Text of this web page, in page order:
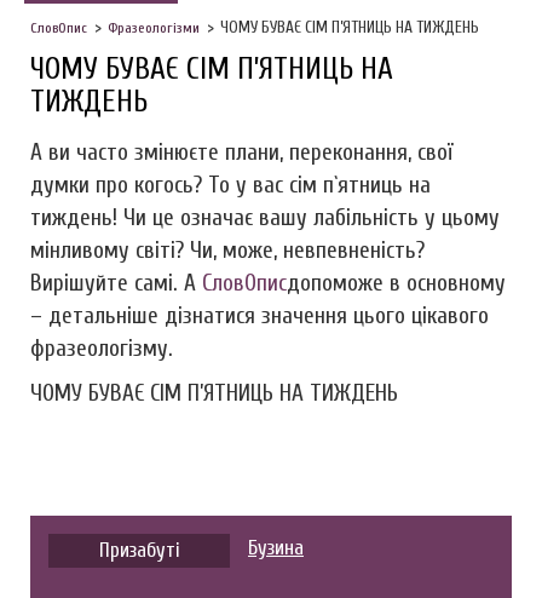
СловОпис Фразеологізми ЧОМУ БУВАЄ СІМ П’ЯТНИЦЬ НА ТИЖДЕНЬ
ЧОМУ БУВАЄ СІМ П’ЯТНИЦЬ НА
ТИЖДЕНЬ
А ви часто змінюєте плани, переконання, свої
думки про когось? То у вас сім п`ятниць на
тиждень! Чи це означає вашу лабільність у цьому
мінливому світі? Чи, може, невпевненість?
Вирішуйте самі. А СловОписдопоможе в основному
– детальніше дізнатися значення цього цікавого
фразеологізму.
ЧОМУ БУВАЄ СІМ П’ЯТНИЦЬ НА ТИЖДЕНЬ
Призабуті Бузина